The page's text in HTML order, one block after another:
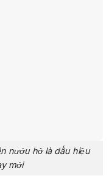
nướu hở là dấu hiệu
mới